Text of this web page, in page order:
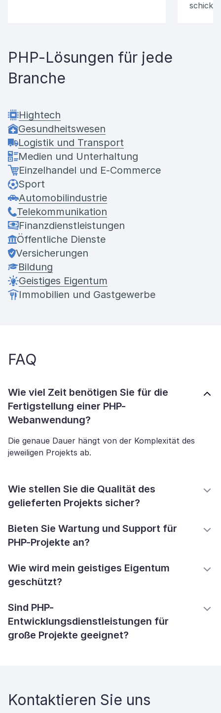
PHP-Lösungen für jede
Branche
Hightech
Gesundheitswesen
Logistik und Transport
Medien und Unterhaltung
Einzelhandel und E-Commerce
Sport
Automobilindustrie
Telekommunikation
Finanzdienstleistungen
Öffentliche Dienste
Versicherungen
Bildung
Geistiges Eigentum
Immobilien und Gastgewerbe
FAQ
Wie viel Zeit benötigen Sie für die
Fertigstellung einer PHP-
Webanwendung?
Die genaue Dauer hängt von der Komplexität des
jeweiligen Projekts ab.
Wie stellen Sie die Qualität des
gelieferten Projekts sicher?
Bieten Sie Wartung und Support für
PHP-Projekte an?
Wie wird mein geistiges Eigentum
geschützt?
Sind PHP-
Entwicklungsdienstleistungen für
große Projekte geeignet?
Kontaktieren Sie uns